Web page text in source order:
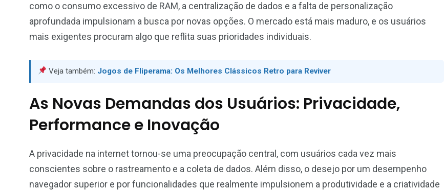
como o consumo excessivo de RAM, a centralização de dados e a falta de personalização
aprofundada impulsionam a busca por novas opções. O mercado está mais maduro, e os usuários
mais exigentes procuram algo que reflita suas prioridades individuais.
Veja também: Jogos de Fliperama: Os Melhores Clássicos Retro para Reviver
As Novas Demandas dos Usuários: Privacidade,
Performance e Inovação
A privacidade na internet tornou-se uma preocupação central, com usuários cada vez mais
conscientes sobre o rastreamento e a coleta de dados. Além disso, o desejo por um desempenho
navegador superior e por funcionalidades que realmente impulsionem a produtividade e a criatividade